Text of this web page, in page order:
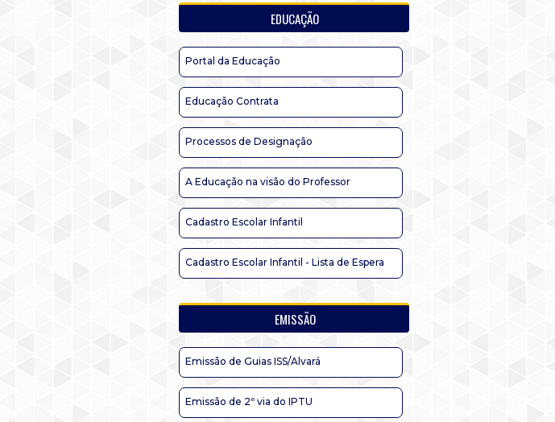
EDUCAÇÃO
Portal da Educação
Educação Contrata
Processos de Designação
A Educação na visão do Professor
Cadastro Escolar Infantil
Cadastro Escolar Infantil - Lista de Espera
EMISSÃO
Emissão de Guias ISS/Alvará
Emissão de 2ª via do IPTU